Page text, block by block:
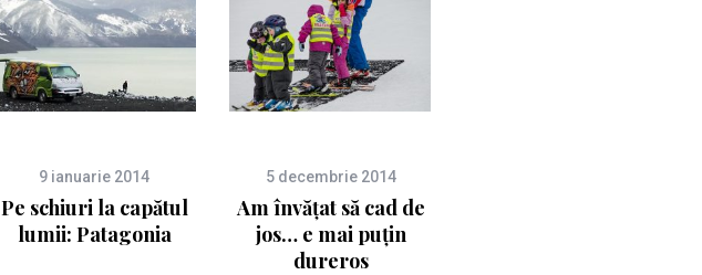
9 ianuarie 2014
Pe schiuri la capătul
lumii: Patagonia
5 decembrie 2014
Am învăţat să cad de
jos… e mai puţin
dureros